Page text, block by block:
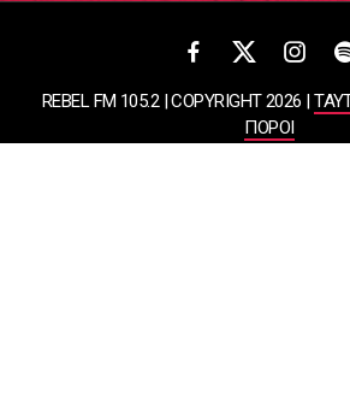
REBEL FM 105.2 | COPYRIGHT 2026 |
ΠΟΡΟΙ